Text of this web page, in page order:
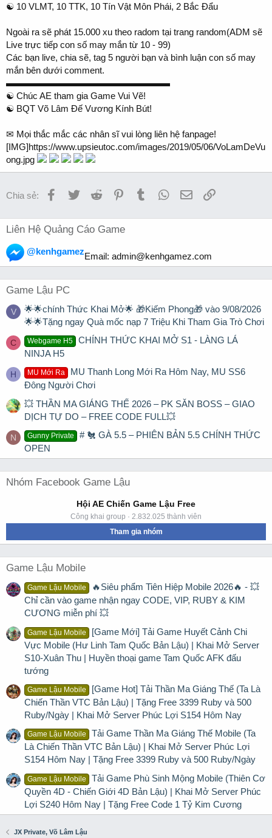
☯️ 10 VLMT, 10 TTK, 10 Tín Vật Môn Phái, 2 Bắc Đẩu
Ngoài ra sẽ phát 15.000 xu theo radom tại trang random(ADM sẽ
Live trực tiếp con số may mắn từ 10 - 99)
Các bạn live, chia sẽ, tag 5 người bạn và bình luận con số may
mắn bên dưới comment.
▬▬▬▬▬▬▬▬▬▬▬▬▬▬▬▬▬▬
☯️ Chúc AE tham gia Game Vui Vẽ!
☯️ BQT Võ Lâm Đế Vương Kính Bút!
✉ Mọi thắc mắc các nhân sĩ vui lòng liên hệ fanpage!
[IMG]https://www.upsieutoc.com/images/2019/05/06/VoLamDeVu
ong.jpg
Chia sẻ: Facebook
TwitterReddit PinterestTumblrWhatsApp
EmailLink
Liên Hệ Quảng Cáo Game
@kenhgamezEmail: admin@kenhgamez.com
Game Lậu PC
V
🌟🌟chính Thức Khai Mở🌟 🎁Kiếm Phong🎁 vào 9/08/2026
🌟🌟Tặng ngay Quà mốc nạp 7 Triệu Khi Tham Gia Trò Chơi
C Webgame H5
CHÍNH THỨC KHAI MỞ S1 - LÀNG LÁ
NINJA H5
H MU Mới Ra
MU Thanh Long Mới Ra Hôm Nay, MU SS6
Đông Người Chơi
💥 THẦN MA GIÁNG THẾ 2026 – PK SĂN BOSS – GIAO
DỊCH TỰ DO – FREE CODE FULL💥
N Gunny Private
# 🐔 GÀ 5.5 – PHIÊN BẢN 5.5 CHÍNH THỨC
OPEN
Nhóm Facebook Game Lậu
Hội AE Chiến Game Lậu Free
Công khai group · 2.832.025 thành viên
Tham gia nhóm
Game Lậu Mobile
Game Lậu Mobile
🔥Siêu phẩm Tiên Hiệp Mobile 2026🔥 - 💥
Chỉ cần vào game nhận ngay CODE, VIP, RUBY & KIM
CƯƠNG miễn phí 💥
Game Lậu Mobile
[Game Mới] Tải Game Huyết Cảnh Chi
Vực Mobile (Hư Linh Tam Quốc Bản Lậu) | Khai Mở Server
S10-Xuân Thu | Huyền thoại game Tam Quốc AFK đấu
tướng
Game Lậu Mobile
[Game Hot] Tải Thần Ma Giáng Thế (Ta Là
Chiến Thần VTC Bản Lậu) | Tặng Free 3399 Ruby và 500
Ruby/Ngày | Khai Mở Server Phúc Lợi S154 Hôm Nay
Game Lậu Mobile
Tải Game Thần Ma Giáng Thế Mobile (Ta
Là Chiến Thần VTC Bản Lậu) | Khai Mở Server Phúc Lợi
S154 Hôm Nay | Tặng Free 3399 Ruby và 500 Ruby/Ngày
Game Lậu Mobile
Tải Game Phù Sinh Mộng Mobile (Thiên Cơ
Quyền 4D - Chiến Giới 4D Bản Lậu) | Khai Mở Server Phúc
Lợi S240 Hôm Nay | Tặng Free Code 1 Tỷ Kim Cương
JX Private, Võ Lâm Lậu